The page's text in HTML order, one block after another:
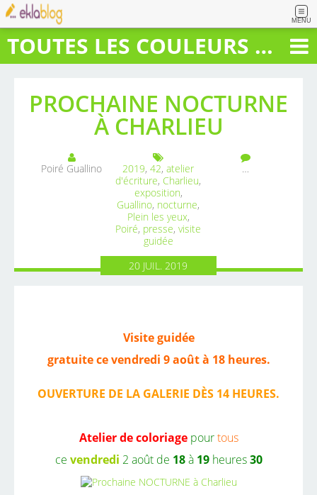
MENU
TOUTES LES COULEURS DU BONHEUR
PROCHAINE NOCTURNE
À CHARLIEU
Poiré Guallino 2019, 42, atelier
d'écriture, Charlieu,
exposition,
Guallino, nocturne,
Plein les yeux,
Poiré, presse, visite
guidée
…
20 JUIL.2019
Visite guidée
gratuite ce vendredi 9 août à 18 heures.
OUVERTURE DE LA GALERIE DÈS 14 HEURES.
Atelier de coloriagepourtous
ce vendredi 2 août de 18à 19heures30